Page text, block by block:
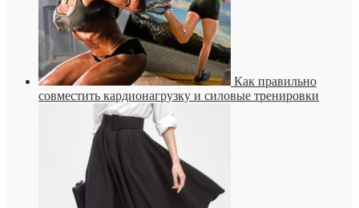
Как правильно
совместить кардионагрузку и силовые тренировки